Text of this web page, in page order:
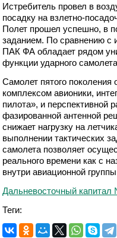
Истребитель провел в
посадку на взлетно-
Полет прошел успешно, в
заданием. По сравнению с
ПАК ФА обладает рядом
функции ударного
Самолет пятого
комплексом авионики,
пилота», и перспективной
фазированной антенной
снижает нагрузку на
выполнении тактических
самолета позволяет
реального времени как с
внутри авиационной
Дальневосточный капитал
Теги: